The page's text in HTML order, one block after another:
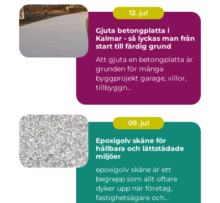
12. jul
Gjuta betongplatta i
Kalmar - så lyckas man från
start till färdig grund
Att gjuta en betongplatta är
grunden för många
byggprojekt garage, villor,
tillbyggn...
09. jul
Epoxigolv skåne för
hållbara och lättstädade
miljöer
epoxigolv skåne är ett
begrepp som allt oftare
dyker upp när företag,
fastighetsägare och